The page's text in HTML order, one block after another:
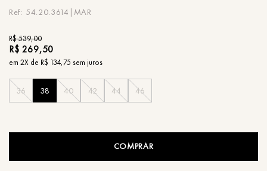
54.20.3614|MAR
R$539,00
R$ 269,50
em 2X de R$ 134,75 sem juros
36 38 40 42 44 46
COMPRAR